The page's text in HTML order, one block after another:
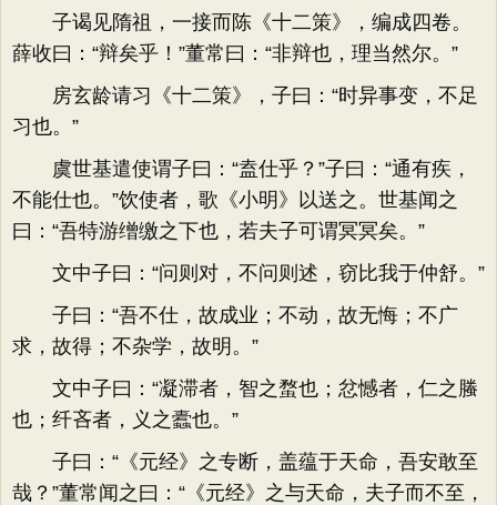
子谒见隋祖，一接而陈《十二策》，编成四卷。
薛收曰：“辩矣乎！”董常曰：“非辩也，理当然尔。”
房玄龄请习《十二策》，子曰：“时异事变，不足
习也。”
虞世基遣使谓子曰：“盍仕乎？”子曰：“通有疾，
不能仕也。”饮使者，歌《小明》以送之。世基闻之
曰：“吾特游缯缴之下也，若夫子可谓冥冥矣。”
文中子曰：“问则对，不问则述，窃比我于仲舒。”
子曰：“吾不仕，故成业；不动，故无悔；不广
求，故得；不杂学，故明。”
文中子曰：“凝滞者，智之蝥也；忿憾者，仁之螣
也；纤吝者，义之蠹也。”
子曰：“《元经》之专断，盖蕴于天命，吾安敢至
哉？”董常闻之曰：“《元经》之与天命，夫子而不至，